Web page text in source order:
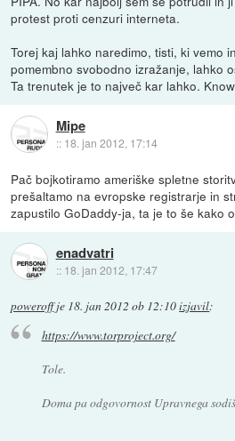
protest proti cenzuri interneta.
Torej kaj lahko naredimo, tisti, ki vemo
pomembno svobodno izražanje, lahko
Ta trenutek je to največ kar lahko.
Mipe
:: 18. jan 2012, 17:14
Pač bojkotiramo ameriške spletne
prešaltamo na evropske registrarje in
zapustilo GoDaddy-ja, ta je to še kako
enadvatri
:: 18. jan 2012, 17:47
poweroffje 18. jan 2012 ob 12:10izjavil:
https://www.torproject.org/
Tole.
Doma pa odgovornost Upravnega